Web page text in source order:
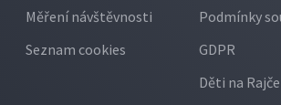
Měření návštěvnosti
Seznam cookies
Podmínky
GDPR
Děti na